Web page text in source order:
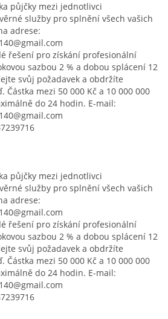
půjčky mezi jednotlivci
služby pro splnění všech vašich
adrese:
řešení pro získání profesionální
sazbou 2 % a dobou splácení 12
svůj požadavek a obdržíte
Částka mezi 50 000 Kč a 10 000 000
do 24 hodin. E-mail:
půjčky mezi jednotlivci
služby pro splnění všech vašich
adrese:
řešení pro získání profesionální
sazbou 2 % a dobou splácení 12
svůj požadavek a obdržíte
Částka mezi 50 000 Kč a 10 000 000
do 24 hodin. E-mail: